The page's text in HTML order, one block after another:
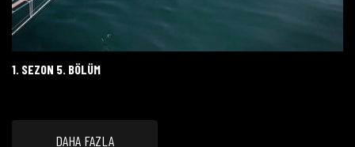
1. SEZON 5. BÖLÜM
DAHA FAZLA